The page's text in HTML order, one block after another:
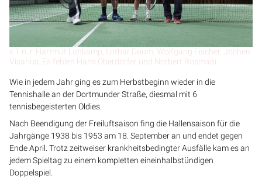
v. l. n. r. Hartmut Lohkamp, Lothar Daum, Wolfgang Fischer, Jochen
Visarius. Es fehlen Hans Oberdorfer und Norbert Rosmaiti
Wie in jedem Jahr ging es zum Herbstbeginn wieder in die
Tennishalle an der Dortmunder Straße, diesmal mit 6
tennisbegeisterten Oldies.
Nach Beendigung der Freiluftsaison fing die Hallensaison für die
Jahrgänge 1938 bis 1953 am 18. September an und endet gegen
Ende April. Trotz zeitweiser krankheitsbedingter Ausfälle kam es an
jedem Spieltag zu einem kompletten eineinhalbstündigen
Doppelspiel.